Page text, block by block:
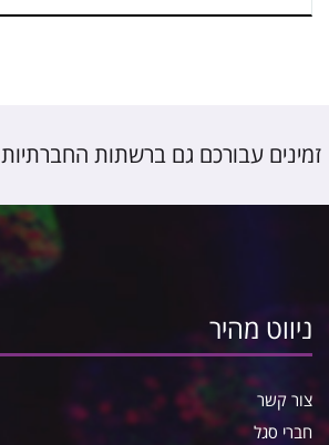
זמינים עבורכם גם ברשתות החברתיות
ניווט מהיר
צור קשר
חברי סגל